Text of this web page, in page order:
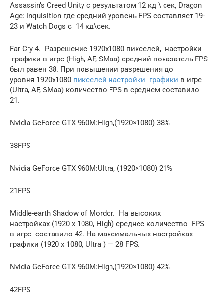
Assassin’s Creed Unity с результатом 12 кд \ сек, Dragon
Age: Inquisition где средний уровень FPS составляет 19-
23 и Watch Dogs c 14 кд\сек.
Far Cry 4. Разрешение 1920х1080 пикселей, настройки
графики в игре (High, AF, SMaa) средний показатель FPS
был равен 38. При повышении разрешения до
уровня 1920х1080 пикселей настройки графики в игре
(Ultra, AF, SMaa) количество FPS в среднем составило
21.
Nvidia GeForce GTX 960M:High,(1920×1080) 38%
38FPS
Nvidia GeForce GTX 960M:Ultra, (1920×1080) 21%
21FPS
Middle-earth Shadow of Mordor. На высоких
настройках (1920 x 1080, High) среднее количество FPS
в игре составило 42. На максимальных настройках
графики (1920 x 1080, Ultra ) — 28 FPS.
Nvidia GeForce GTX 960M:High,(1920×1080) 42%
42FPS